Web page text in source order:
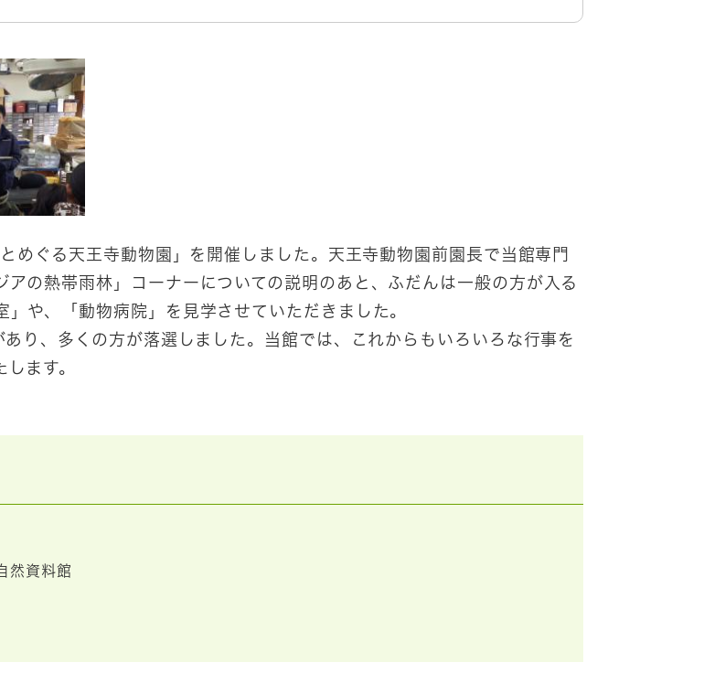
ぐる天王寺動物園」を開催しました。天王寺動物園前園長で当館専門
の熱帯雨林」コーナーについての説明のあと、ふだんは一般の方が入る
や、「動物病院」を見学させていただきました。
、多くの方が落選しました。当館では、これからもいろいろな行事を
ます。
然資料館